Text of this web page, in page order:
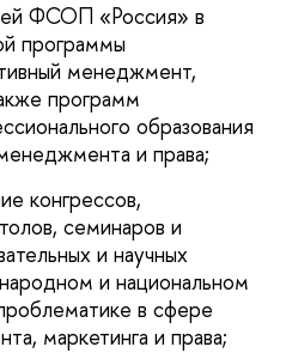
ФСОП «Россия» в
программы
менеджмент,
программ
образования
и права;
конгрессов,
семинаров и
и научных
и национальном
в сфере
маркетинга и права;